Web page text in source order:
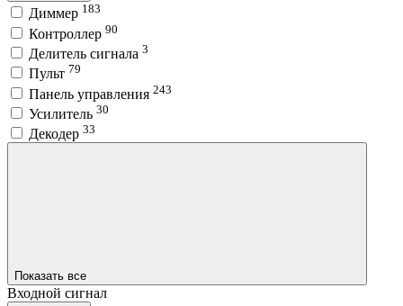
Диммер 183
Контроллер 90
Делитель сигнала 3
Пульт 79
Панель управления 243
Усилитель 30
Декодер 33
Показать все
Входной сигнал